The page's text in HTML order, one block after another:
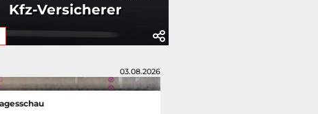
Kfz-Versicherer
03.08.2026